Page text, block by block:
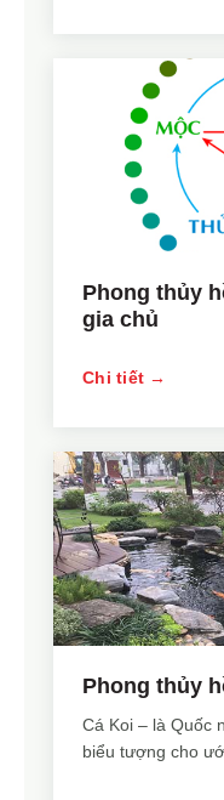
Phong thủy
gia chủ
Chi tiết →
Phong thủy
Cá Koi – là Quốc
biểu tượng cho